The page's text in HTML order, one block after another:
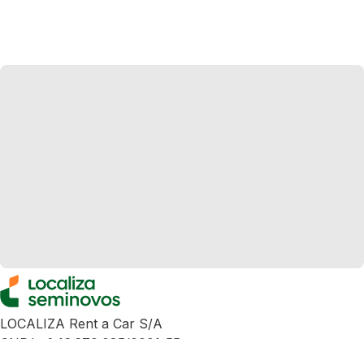
LOCALIZA Rent a Car S/A